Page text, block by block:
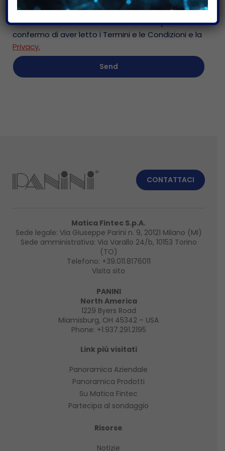
servizio di Google.
Acconsento al trattamento dei dati personali e
confermo di aver letto i Termini e le Condizioni e la
Privacy.
CONTATTACI
Matica Fintec S.p.A.
Sede legale: Via Giuseppe Parini n. 9, 20121 Milano (MI)
Sede amministrativa: Via Varallo 24/b, 10153 Torino
(TO)
Telefono: +39.011.8176011
Visita sito
PANINI
North America
1229 Byers Road
Miamisburg, OH 45342 – USA
Phone: +1.937.291.2195
Link più visitati
Panoramica Aziendale
Panoramica Prodotti
Su Matica Fintec
Partecipa al sondaggio
Risorse
Notizie